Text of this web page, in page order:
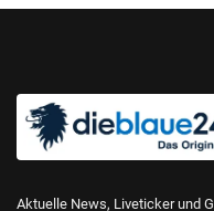
Aktuelle News, Liveticker und